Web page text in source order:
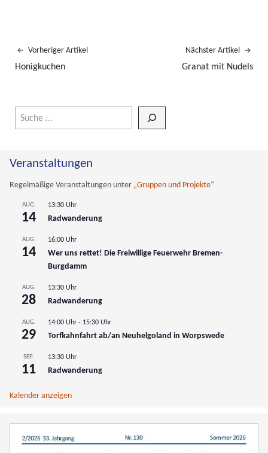
Vorheriger Artikel
Honigkuchen
Nächster Artikel
Granat mit Nudels
Veranstaltungen
Regelmäßige Veranstaltungen unter „Gruppen und Projekte“
AUG.
14
13:30 Uhr
Radwanderung
AUG.
14
16:00 Uhr
Wer uns rettet! Die Freiwillige Feuerwehr Bremen-
Burgdamm
AUG.
28
13:30 Uhr
Radwanderung
AUG.
29
14:00 Uhr - 15:30 Uhr
Torfkahnfahrt ab/an Neuhelgoland in Worpswede
SEP.
11
13:30 Uhr
Radwanderung
Kalender anzeigen